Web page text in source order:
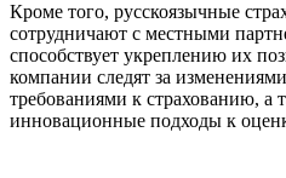
Кроме того, русскоязычные
сотрудничают с местными
способствует укреплению их
компании следят за
требованиями к страхованию, а
инновационные подходы к